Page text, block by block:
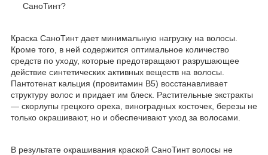
СаноТинт?
Краска СаноТинт дает минимальную нагрузку на волосы.
Кроме того, в ней содержится оптимальное количество
средств по уходу, которые предотвращают разрушающее
действие синтетических активных веществ на волосы.
Пантотенат кальция (провитамин B5) восстанавливает
структуру волос и придает им блеск. Растительные экстракты
— скорлупы грецкого ореха, виноградных косточек, березы не
только окрашивают, но и обеспечивают уход за волосами.
В результате окрашивания краской СаноТинт волосы не